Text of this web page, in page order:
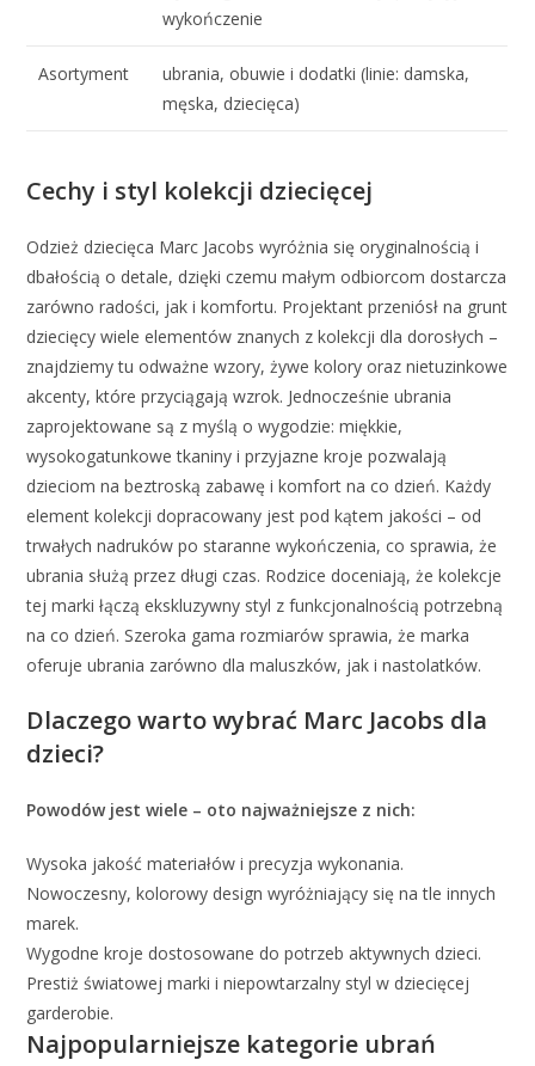
wykończenie
Asortyment
ubrania, obuwie i dodatki (linie: damska,
męska, dziecięca)
Cechy i styl kolekcji dziecięcej
Odzież dziecięca Marc Jacobs wyróżnia się oryginalnością i
dbałością o detale, dzięki czemu małym odbiorcom dostarcza
zarówno radości, jak i komfortu. Projektant przeniósł na grunt
dziecięcy wiele elementów znanych z kolekcji dla dorosłych –
znajdziemy tu odważne wzory, żywe kolory oraz nietuzinkowe
akcenty, które przyciągają wzrok. Jednocześnie ubrania
zaprojektowane są z myślą o wygodzie: miękkie,
wysokogatunkowe tkaniny i przyjazne kroje pozwalają
dzieciom na beztroską zabawę i komfort na co dzień. Każdy
element kolekcji dopracowany jest pod kątem jakości – od
trwałych nadruków po staranne wykończenia, co sprawia, że
ubrania służą przez długi czas. Rodzice doceniają, że kolekcje
tej marki łączą ekskluzywny styl z funkcjonalnością potrzebną
na co dzień. Szeroka gama rozmiarów sprawia, że marka
oferuje ubrania zarówno dla maluszków, jak i nastolatków.
Dlaczego warto wybrać Marc Jacobs dla
dzieci?
Powodów jest wiele – oto najważniejsze z nich:
Wysoka jakość materiałów i precyzja wykonania.
Nowoczesny, kolorowy design wyróżniający się na tle innych
marek.
Wygodne kroje dostosowane do potrzeb aktywnych dzieci.
Prestiż światowej marki i niepowtarzalny styl w dziecięcej
garderobie.
Najpopularniejsze kategorie ubrań